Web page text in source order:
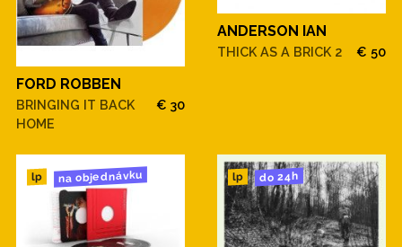
FORD ROBBEN
BRINGING IT BACK
HOME
€ 30
ANDERSON IAN
THICK AS A BRICK 2 € 50
lp na objednávku lp do 24h